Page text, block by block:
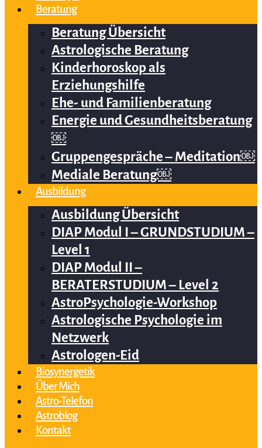
Beratung
Beratung Übersicht
Astrologische Beratung
Kinderhoroskop als
Erziehungshilfe
Ehe- und Familienberatung
Energie und Gesundheitsberatung
￼
Gruppengespräche – Meditation￼
Mediale Beratung￼
Ausbildung
Ausbildung Übersicht
DIAP Modul I – GRUNDSTUDIUM –
Level 1
DIAP Modul II –
BERATERSTUDIUM – Level 2
AstroPsychologie-Workshop
Astrologische Psychologie im
Netzwerk
Astrologen-Eid
Biosynergetik
Über Mich
Astro-Telefon
Astroblog
Kontakt